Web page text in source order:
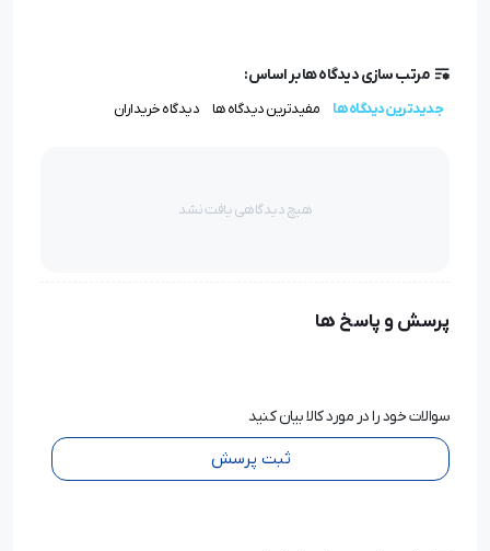
مرتب سازی دیدگاه ها بر اساس:
جدیدترین دیدگاه ها مفیدترین دیدگاه ها دیدگاه خریداران
هیچ دیدگاهی یافت نشد
پرسش و پاسخ ها
سوالات خود را در مورد کالا بیان کنید
ثبت پرسش